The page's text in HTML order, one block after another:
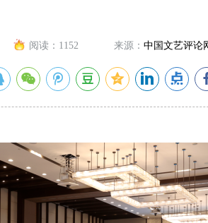
阅读： 1152 来源： 中国文艺评论